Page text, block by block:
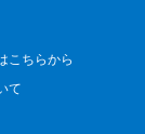
こちらから
て